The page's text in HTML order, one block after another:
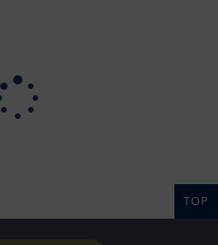
TOP